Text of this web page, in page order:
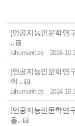
[인공지능인문학연
..
aihumanities 2024-10-
[인공지능인문학연
의 ..
aihumanities 2024-10-
[인공지능인문학연
올..